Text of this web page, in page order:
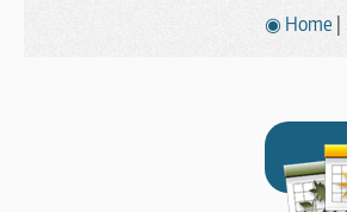
◉ Home